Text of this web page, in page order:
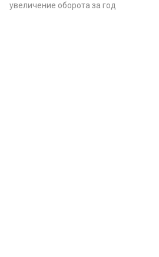
увеличение оборота за год